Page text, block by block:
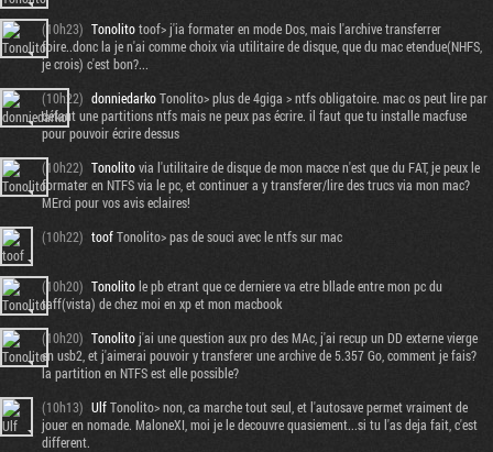
(10h23) Tonolitotoof> j'ia formater en mode Dos, mais l'archive transferrer
foire..donc la je n'ai comme choix via utilitaire de disque, que du mac etendue(NHFS,
je crois) c'est bon?...
(10h22) donniedarkoTonolito> plus de 4giga > ntfs obligatoire. mac os peut lire par
défaut une partitions ntfs mais ne peux pas écrire. il faut que tu installe macfuse
pour pouvoir écrire dessus
(10h22) Tonolitovia l'utilitaire de disque de mon macce n'est que du FAT, je peux le
formater en NTFS via le pc, et continuer a y transferer/lire des trucs via mon mac?
MErci pour vos avis eclaires!
(10h22) toofTonolito> pas de souci avec le ntfs sur mac
(10h20) Tonolitole pb etrant que ce derniere va etre bllade entre mon pc du
taff(vista) de chez moi en xp et mon macbook
(10h20) Tonolitoj'ai une question aux pro des MAc, j'ai recup un DD externe vierge
en usb2, et j'aimerai pouvoir y transferer une archive de 5.357 Go, comment je fais?
la partition en NTFS est elle possible?
(10h13) UlfTonolito> non, ca marche tout seul, et l'autosave permet vraiment de
jouer en nomade. MaloneXI, moi je le decouvre quasiement...si tu l'as deja fait, c'est
different.